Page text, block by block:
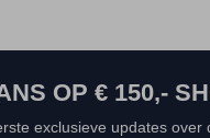
OP € 150,-
exclusieve updates over